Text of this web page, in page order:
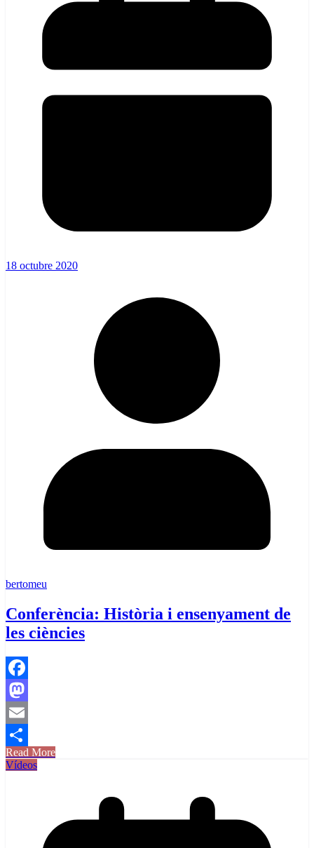
18 octubre 2020
bertomeu
Conferència: Història i ensenyament de
les ciències
Facebook
Mastodon
Email
Comparteix
Read More
Vídeos